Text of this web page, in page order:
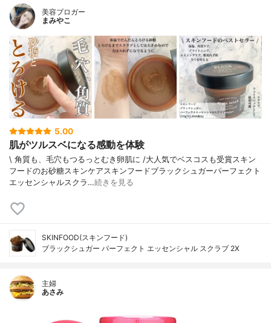
美容ブロガー
まみやこ
5.00
肌がツルスベになる感動を体験
\ 角質も、毛穴もつるっとむき卵肌に /⁡⁡大人気でベスコスも受賞スキン
フードのお砂糖スキンケア⁡⁡スキンフードブラックシュガーパーフェクト
エッセンシャルスクラ…続きを見る
SKINFOOD(スキンフード)
ブラックシュガー パーフェクト エッセンシャル スクラブ 2X
主婦
あさみ